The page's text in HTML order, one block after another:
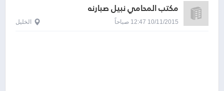
مكتب المحامي نبيل صبارنه
10/11/2015 12:47 صباحاً الخليل